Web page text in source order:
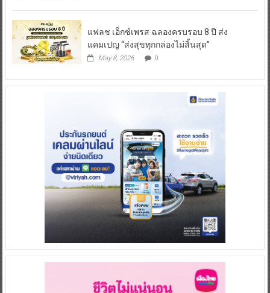
แฟลช เอ็กซ์เพรส ฉลองครบรอบ 8 ปี ส่ง
แคมเปญ “ส่งสุขทุกกล่องไม่สิ้นสุด”
May 8, 2026 0